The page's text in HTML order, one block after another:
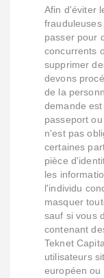
Afin d'éviter
passer pour
concurrents
supprimer
devons
de la
demande
passeport
n'est pas
certaines
pièce
les
l'individu
masquer
sauf si vous
contenant
Teknet
utilisateurs
européen ou